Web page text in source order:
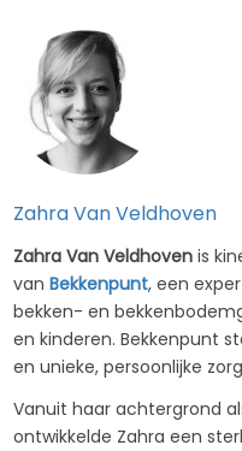
Zahra Van Veldhoven
Zahra Van Veldhoven is
vanBekkenpunt, een
bekken- en
en kinderen. Bekkenpunt
en unieke, persoonlijke
Vanuit haar achtergrond
ontwikkelde Zahra een